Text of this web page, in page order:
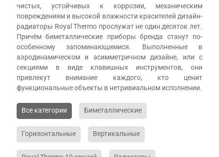
чистых, устойчивых к коррозии, механическим
повреждениям и высокой влажности красителей дизайн-
радиаторы Royal Thermo прослужат не один десяток лет.
Причём биметаллические приборы бренда станут по-
особенному запоминающимися. Выполненные в
аэродинамическом и асимметричном дизайне, или с
секциями в виде клавишных инструментов, они
привлекут внимание каждого, кто ценит
функциональные объекты в нетривиальном исполнении.
Все категории Биметаллические
Горизонтальные Вертикальные